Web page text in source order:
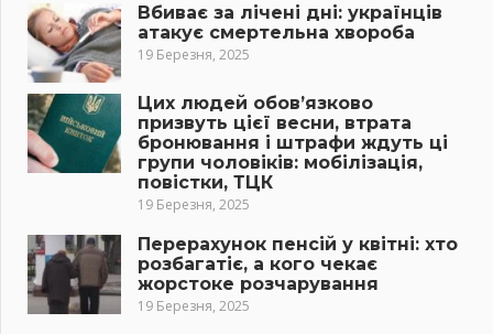
Вбиває за лічені дні: українців
атакує смертельна хвороба
19 Березня, 2025
Цих людей обов’язково
призвуть цієї весни, втрата
бронювання і штрафи ждуть ці
групи чоловіків: мобілізація,
повістки, ТЦК
19 Березня, 2025
Перерахунок пенсій у квітні: хто
розбагатіє, а кого чекає
жорстоке розчарування
19 Березня, 2025